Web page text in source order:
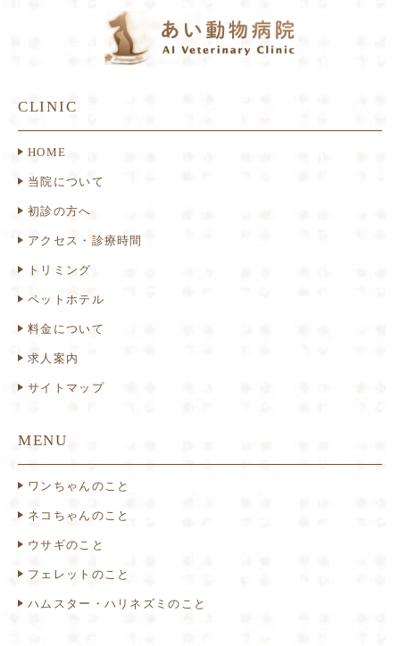
CLINIC
HOME
当院について
初診の方へ
アクセス・診療時間
トリミング
ペットホテル
料金について
求人案内
サイトマップ
MENU
ワンちゃんのこと
ネコちゃんのこと
ウサギのこと
フェレットのこと
ハムスター・ハリネズミのこと